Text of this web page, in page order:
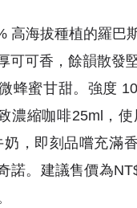
高海拔種植的羅巴
可可香，餘韻散發
蜂蜜甘甜。強度
濃縮咖啡25ml，使
，即刻品嚐充滿
諾。建議售價為